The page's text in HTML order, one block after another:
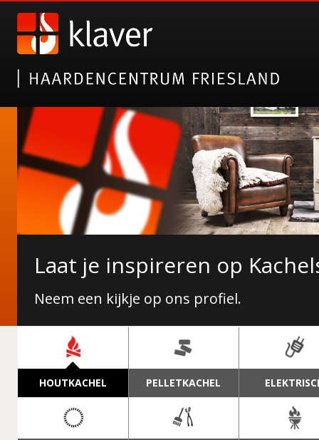
Nieuwe collectie
Janco de Jong!
Laat je inspireren op
Neem een kijkje op ons profiel.
NAVIGATIE
HOUTKACHEL PELLETKACHEL